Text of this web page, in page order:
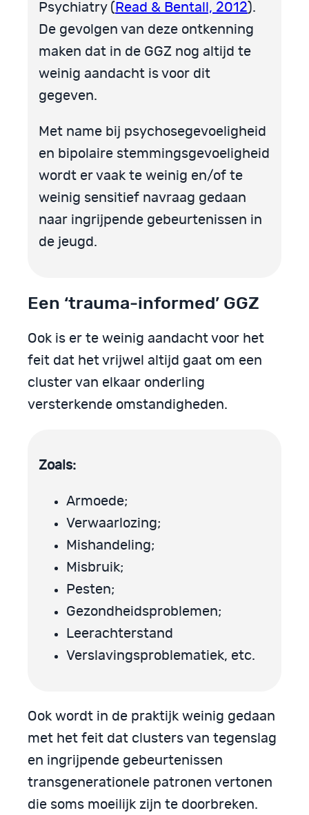
Psychiatry ( Read & Bentall, 2012 ).
De gevolgen van deze ontkenning
maken dat in de GGZ nog altijd te
weinig aandacht is voor dit
gegeven.
Met name bij psychosegevoeligheid
en bipolaire stemmingsgevoeligheid
wordt er vaak te weinig en/of te
weinig sensitief navraag gedaan
naar ingrijpende gebeurtenissen in
de jeugd.
Een ‘trauma-informed’ GGZ
Ook is er te weinig aandacht voor het
feit dat het vrijwel altijd gaat om een
cluster van elkaar onderling
versterkende omstandigheden.
Zoals:
Armoede;
Verwaarlozing;
Mishandeling;
Misbruik;
Pesten;
Gezondheidsproblemen;
Leerachterstand
Verslavingsproblematiek, etc.
Ook wordt in de praktijk weinig gedaan
met het feit dat clusters van tegenslag
en ingrijpende gebeurtenissen
transgenerationele patronen vertonen
die soms moeilijk zijn te doorbreken.